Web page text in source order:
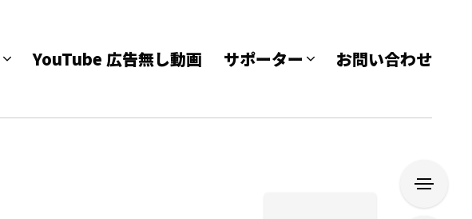
YouTube 広告無し動画 サポーター お問い合わせ